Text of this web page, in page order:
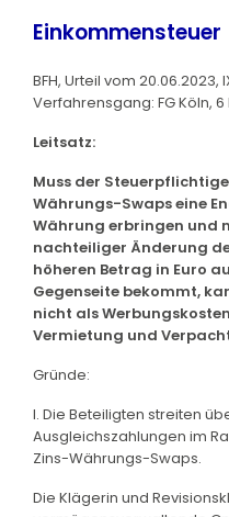
Einkommensteuer
BFH, Urteil vom 20.06.2023,
Verfahrensgang: FG Köln, 6
Leitsatz:
Muss der
Währungs-Swaps eine
Währung erbringen und
nachteiliger Änderung
höheren Betrag in Euro
Gegenseite bekommt,
nicht als
Vermietung und
Gründe:
I. Die Beteiligten streiten
Ausgleichszahlungen im
Zins-Währungs-Swaps.
Die Klägerin und